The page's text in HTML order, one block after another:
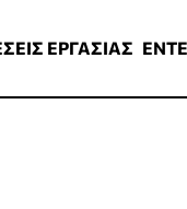
ΕΡΓΑΣΙΑΣ